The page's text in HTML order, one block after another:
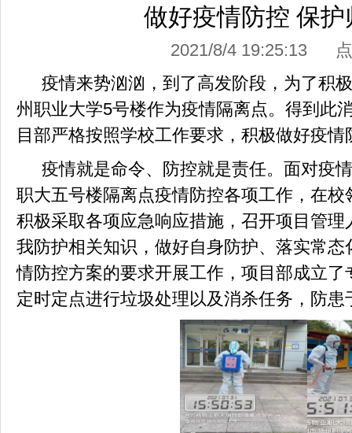
做好疫情防控 保
2021/8/4 19:25:13
疫情来势汹汹，到了高发阶段，为了积
州职业大学5号楼作为疫情隔离点。得到此
目部严格按照学校工作要求，积极做好疫情
疫情就是命令、防控就是责任。面对疫
职大五号楼隔离点疫情防控各项工作，在
积极采取各项应急响应措施，召开项目管
我防护相关知识，做好自身防护、落实常
情防控方案的要求开展工作，项目部成立
定时定点进行垃圾处理以及消杀任务，防患